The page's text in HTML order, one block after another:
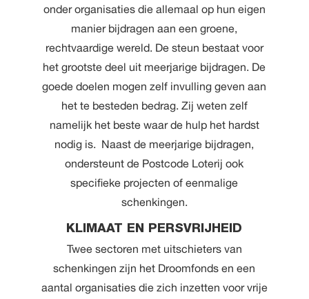
onder organisaties die allemaal op hun eigen
manier bijdragen aan een groene,
rechtvaardige wereld. De steun bestaat voor
het grootste deel uit meerjarige bijdragen. De
goede doelen mogen zelf invulling geven aan
het te besteden bedrag. Zij weten zelf
namelijk het beste waar de hulp het hardst
nodig is. Naast de meerjarige bijdragen,
ondersteunt de Postcode Loterij ook
specifieke projecten of eenmalige
schenkingen.
KLIMAAT EN PERSVRIJHEID
Twee sectoren met uitschieters van
schenkingen zijn het Droomfonds en een
aantal organisaties die zich inzetten voor vrije